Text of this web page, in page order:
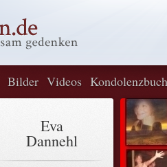
Bilder Videos Kondolenzbuch
Eva
Dannehl